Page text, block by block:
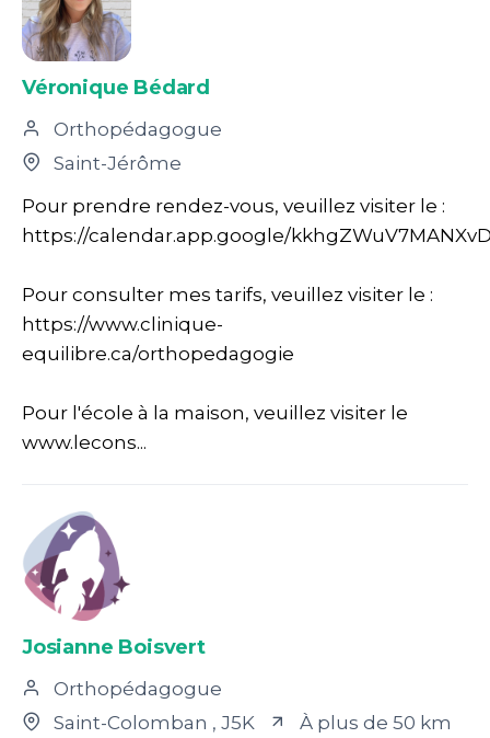
Véronique Bédard
Orthopédagogue
Saint-Jérôme
Pour prendre rendez-vous, veuillez visiter le :
https://calendar.app.google/
Pour consulter mes tarifs, veuillez visiter le :
https://www.clinique-
equilibre.ca/orthopedagogie
Pour l'école à la maison, veuillez visiter le
www.lecons...
Josianne Boisvert
Orthopédagogue
Saint-Colomban , J5K
À plus de 50 km